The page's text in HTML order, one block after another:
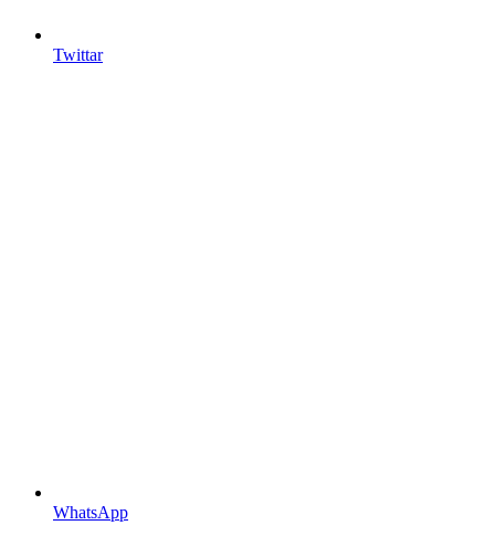
Twittar
WhatsApp